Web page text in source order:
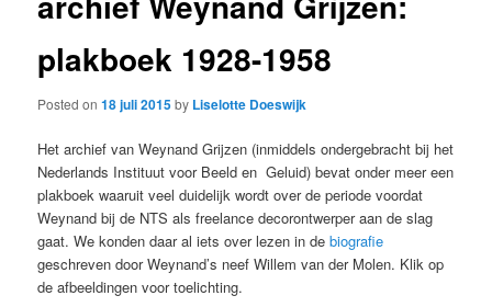
plakboek 1928-1958
Posted on18 juli 2015by Liselotte Doeswijk
Het archief van Weynand Grijzen (inmiddels ondergebracht bij het
Nederlands Instituut voor Beeld en Geluid) bevat onder meer een
plakboek waaruit veel duidelijk wordt over de periode voordat
Weynand bij de NTS als freelance decorontwerper aan de slag
gaat. We konden daar al iets over lezen in debiografie
geschreven door Weynand’s neef Willem van der Molen. Klik op
de afbeeldingen voor toelichting.